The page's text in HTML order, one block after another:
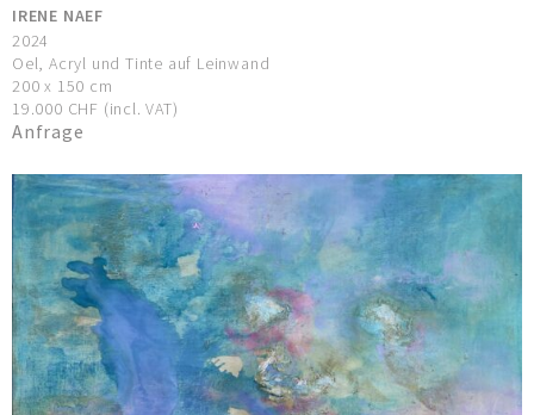
IRENE NAEF
2024
Oel, Acryl und Tinte auf Leinwand
200 x 150 cm
19.000 CHF (incl. VAT)
Anfrage